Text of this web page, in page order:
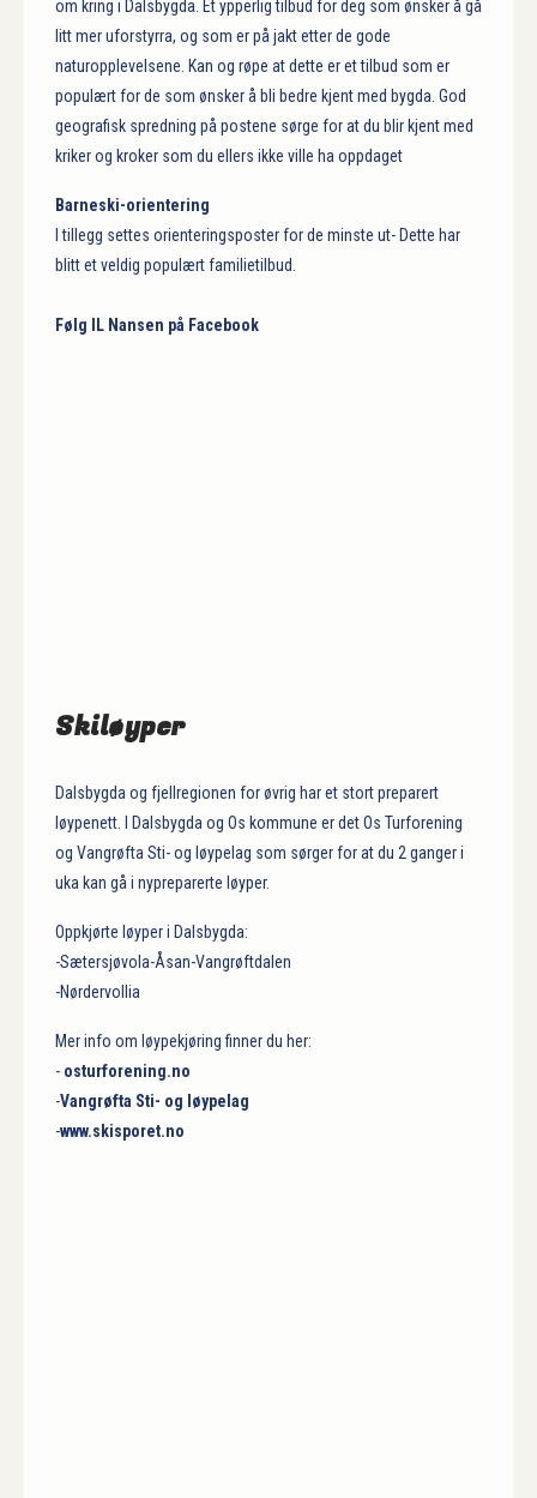
om kring i Dalsbygda. Et ypperlig tilbud for deg som ønsker å gå
litt mer uforstyrra, og som er på jakt etter de gode
naturopplevelsene. Kan og røpe at dette er et tilbud som er
populært for de som ønsker å bli bedre kjent med bygda. God
geografisk spredning på postene sørge for at du blir kjent med
kriker og kroker som du ellers ikke ville ha oppdaget
Barneski-orientering
I tillegg settes orienteringsposter for de minste ut- Dette har
blitt et veldig populært familietilbud.
Følg IL Nansen på Facebook
Skiløyper
Dalsbygda og fjellregionen for øvrig har et stort preparert
løypenett. I Dalsbygda og Os kommune er det Os Turforening
og Vangrøfta Sti- og løypelag som sørger for at du 2 ganger i
uka kan gå i nypreparerte løyper.
Oppkjørte løyper i Dalsbygda:
-Sætersjøvola-Åsan-Vangrøftdalen
-Nørdervollia
Mer info om løypekjøring finner du her:
- osturforening.no
-Vangrøfta Sti- og løypelag
-www.skisporet.no